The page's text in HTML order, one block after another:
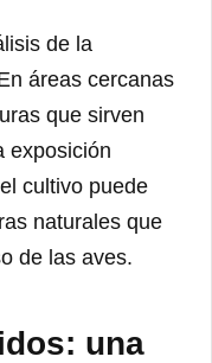
de la
áreas cercanas
que sirven
exposición
cultivo puede
naturales que
de las aves.
una